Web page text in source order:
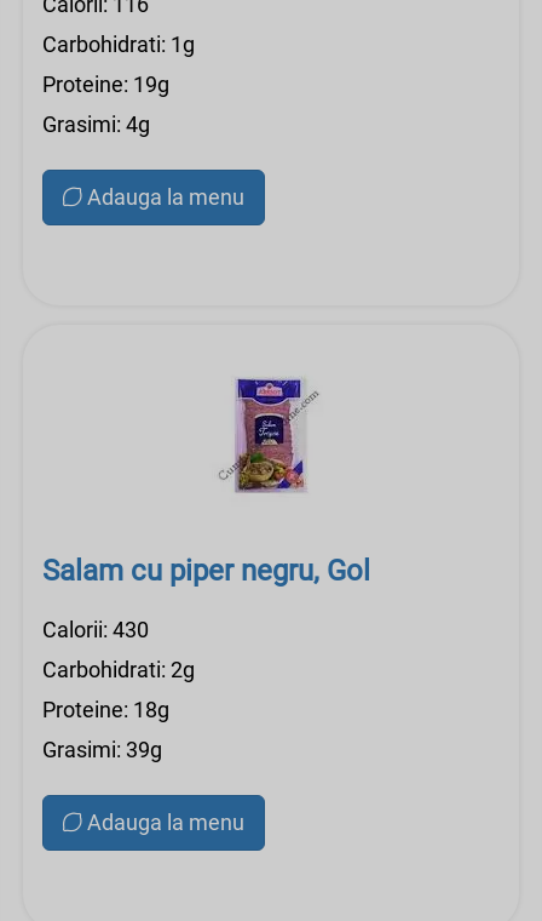
Carbohidrati: 1g
Proteine: 19g
Grasimi: 4g
Adauga la menu
Salam cu piper negru, Gol
Calorii: 430
Carbohidrati: 2g
Proteine: 18g
Grasimi: 39g
Adauga la menu